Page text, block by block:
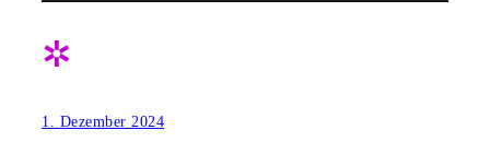
✲
1. Dezember 2024